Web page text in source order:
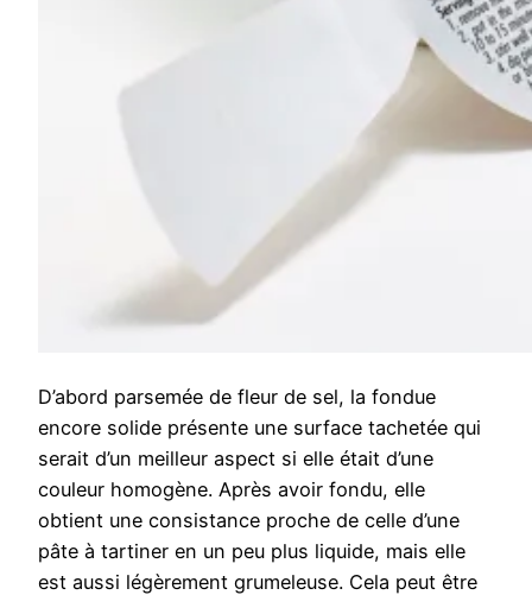
D’abord parsemée de fleur de sel, la fondue
encore solide présente une surface tachetée qui
serait d’un meilleur aspect si elle était d’une
couleur homogène. Après avoir fondu, elle
obtient une consistance proche de celle d’une
pâte à tartiner en un peu plus liquide, mais elle
est aussi légèrement grumeleuse. Cela peut être